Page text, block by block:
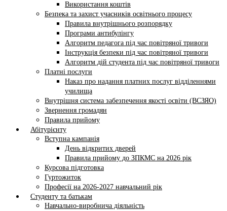
Використання коштів
Безпека та захист учасників освітнього процесу
Правила внутрішнього розпорядку
Програми антибулінгу
Алгоритм педагога під час повітряної тривоги
Інструкція безпеки під час повітряної тривоги
Алгоритм дій студента під час повітряної тривоги
Платні послуги
Наказ про надання платних послуг відділеннями
училища
Внутрішня система забезпечення якості освіти (ВСЗЯО)
Звернення громадян
Правила прийому
Абітурієнту
Вступна кампанія
День відкритих дверей
Правила прийому до ЗПКМС на 2026 рік
Курсова підготовка
Гуртожиток
Професії на 2026-2027 навчальний рік
Студенту та батькам
Навчально-виробнича діяльність